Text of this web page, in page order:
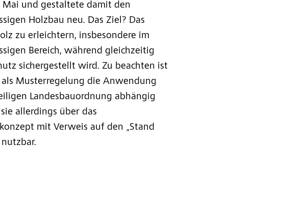
Mai und gestaltete damit den
Holzbau neu. Das Ziel? Das
zu erleichtern, insbesondere im
Bereich, während gleichzeitig
sichergestellt wird. Zu beachten ist
als Musterregelung die Anwendung
Landesbauordnung abhängig
allerdings über das
mit Verweis auf den „Stand
nutzbar.